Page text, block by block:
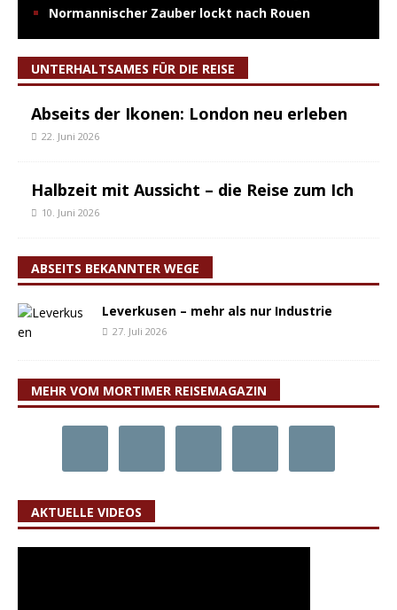
Normannischer Zauber lockt nach Rouen
UNTERHALTSAMES FÜR DIE REISE
Abseits der Ikonen: London neu erleben
22. Juni 2026
Halbzeit mit Aussicht – die Reise zum Ich
10. Juni 2026
ABSEITS BEKANNTER WEGE
Leverkusen – mehr als nur Industrie
27. Juli 2026
MEHR VOM MORTIMER REISEMAGAZIN
AKTUELLE VIDEOS